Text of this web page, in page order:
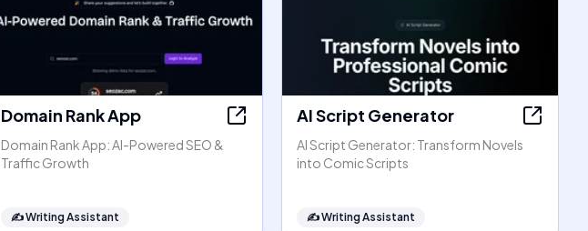
Domain Rank App
Domain Rank App: AI-Powered SEO &
Traffic Growth
✍️Writing Assistant
AI Script Generator
AI Script Generator: Transform Novels
into Comic Scripts
✍️Writing Assistant